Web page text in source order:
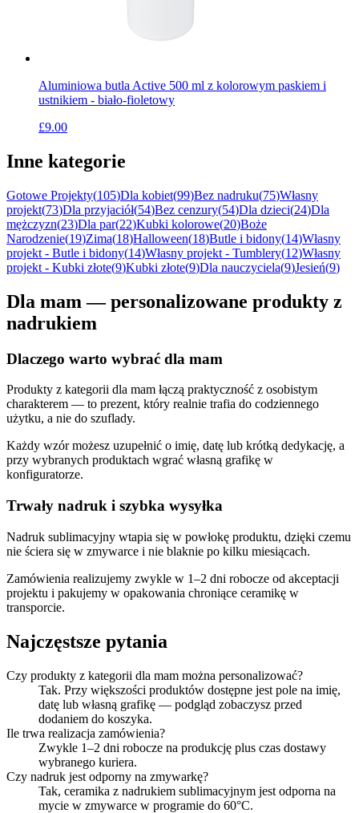
Aluminiowa butla Active 500 ml z kolorowym paskiem i
ustnikiem - biało-fioletowy
£9.00
Inne kategorie
Gotowe Projekty(105)Dla kobiet(99)Bez nadruku(75)Własny
projekt(73)Dla przyjaciół(54)Bez cenzury(54)Dla dzieci(24)Dla
mężczyzn(23)Dla par(22)Kubki kolorowe(20)Boże
Narodzenie(19)Zima(18)Halloween(18)Butle i bidony(14)Własny
projekt - Butle i bidony(14)Własny projekt - Tumblery(12)Własny
projekt - Kubki złote(9)Kubki złote(9)Dla nauczyciela(9)Jesień(9)
Dla mam — personalizowane produkty z
nadrukiem
Dlaczego warto wybrać dla mam
Produkty z kategorii dla mam łączą praktyczność z osobistym
charakterem — to prezent, który realnie trafia do codziennego
użytku, a nie do szuflady.
Każdy wzór możesz uzupełnić o imię, datę lub krótką dedykację, a
przy wybranych produktach wgrać własną grafikę w
konfiguratorze.
Trwały nadruk i szybka wysyłka
Nadruk sublimacyjny wtapia się w powłokę produktu, dzięki czemu
nie ściera się w zmywarce i nie blaknie po kilku miesiącach.
Zamówienia realizujemy zwykle w 1–2 dni robocze od akceptacji
projektu i pakujemy w opakowania chroniące ceramikę w
transporcie.
Najczęstsze pytania
Czy produkty z kategorii dla mam można personalizować?
Tak. Przy większości produktów dostępne jest pole na imię,
datę lub własną grafikę — podgląd zobaczysz przed
dodaniem do koszyka.
Ile trwa realizacja zamówienia?
Zwykle 1–2 dni robocze na produkcję plus czas dostawy
wybranego kuriera.
Czy nadruk jest odporny na zmywarkę?
Tak, ceramika z nadrukiem sublimacyjnym jest odporna na
mycie w zmywarce w programie do 60°C.